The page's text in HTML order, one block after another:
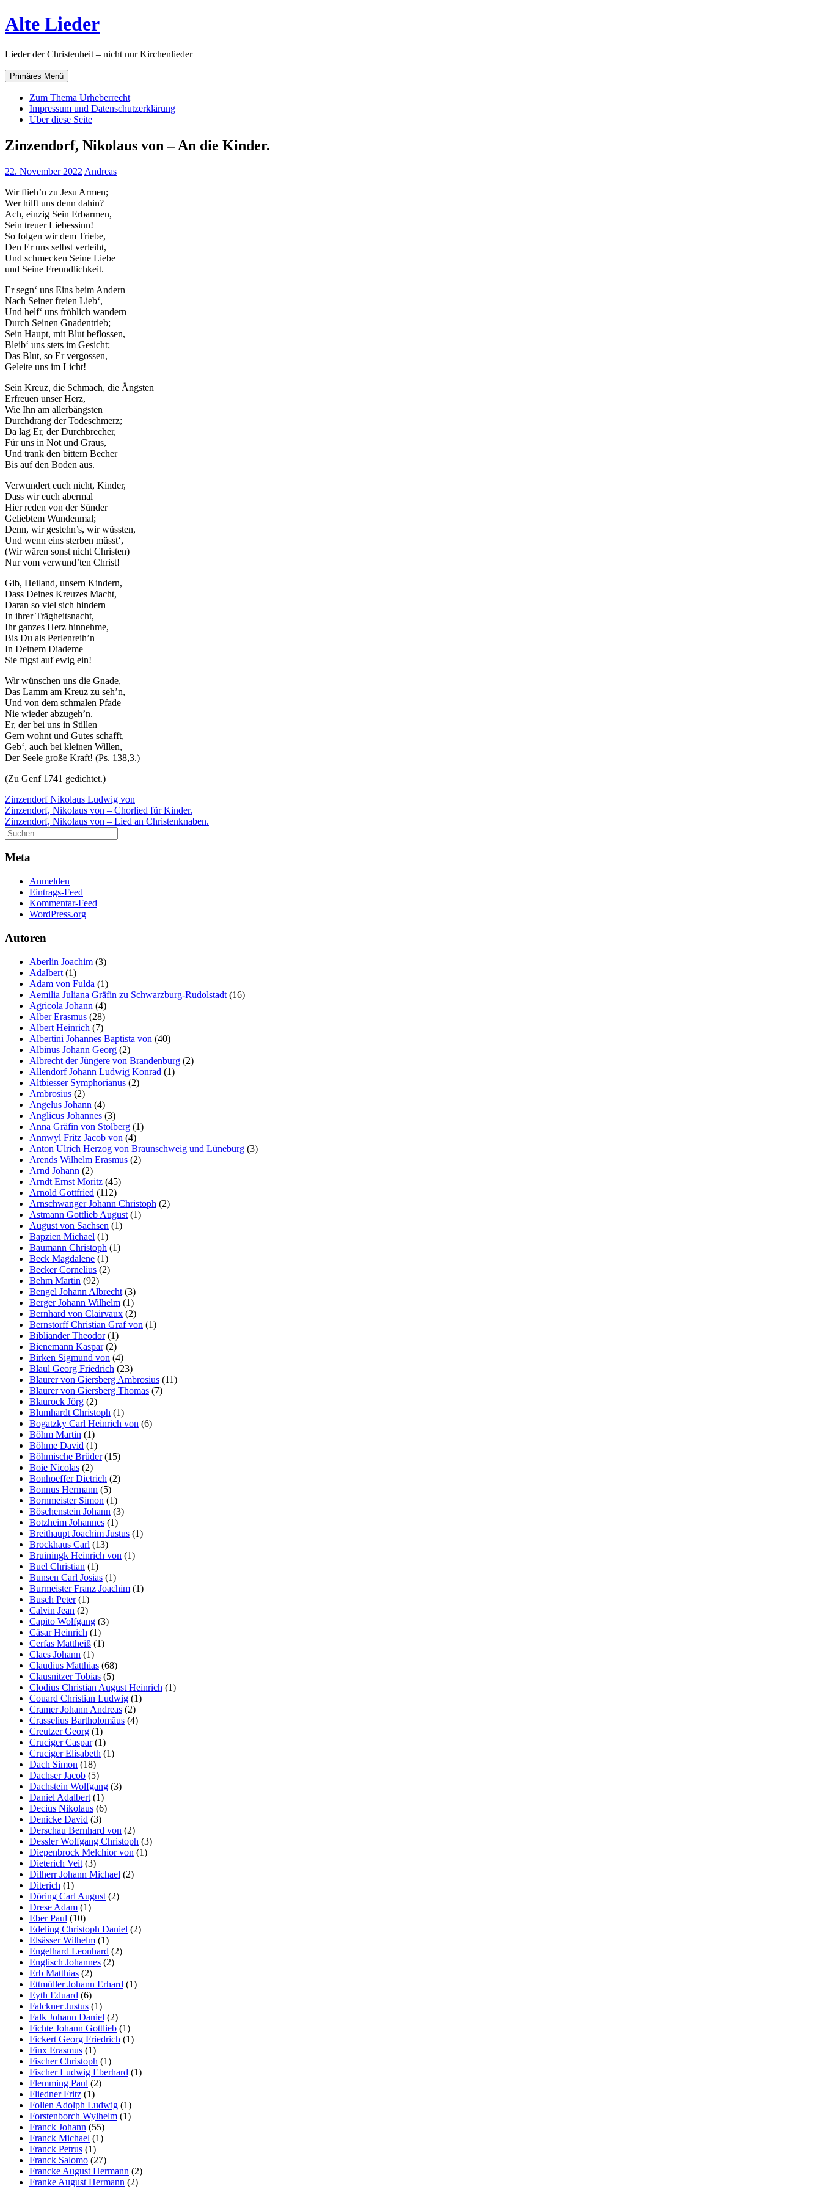
Zum
Inhalt
Alte Lieder
Lieder der Christenheit – nicht nur Kirchenlieder
Primäres Menü
Zum Thema Urheberrecht
Impressum und Datenschutzerklärung
Über diese Seite
Zinzendorf, Nikolaus von – An die Kinder.
22. November 2022 Andreas
Wir flieh’n zu Jesu Armen;
Wer hilft uns denn dahin?
Ach, einzig Sein Erbarmen,
Sein treuer Liebessinn!
So folgen wir dem Triebe,
Den Er uns selbst verleiht,
Und schmecken Seine Liebe
und Seine Freundlichkeit.
Er segn‘ uns Eins beim Andern
Nach Seiner freien Lieb‘,
Und helf‘ uns fröhlich wandern
Durch Seinen Gnadentrieb;
Sein Haupt, mit Blut beflossen,
Bleib‘ uns stets im Gesicht;
Das Blut, so Er vergossen,
Geleite uns im Licht!
Sein Kreuz, die Schmach, die Ängsten
Erfreuen unser Herz,
Wie Ihn am allerbängsten
Durchdrang der Todeschmerz;
Da lag Er, der Durchbrecher,
Für uns in Not und Graus,
Und trank den bittern Becher
Bis auf den Boden aus.
Verwundert euch nicht, Kinder,
Dass wir euch abermal
Hier reden von der Sünder
Geliebtem Wundenmal;
Denn, wir gestehn’s, wir wüssten,
Und wenn eins sterben müsst‘,
(Wir wären sonst nicht Christen)
Nur vom verwund’ten Christ!
Gib, Heiland, unsern Kindern,
Dass Deines Kreuzes Macht,
Daran so viel sich hindern
In ihrer Trägheitsnacht,
Ihr ganzes Herz hinnehme,
Bis Du als Perlenreih’n
In Deinem Diademe
Sie fügst auf ewig ein!
Wir wünschen uns die Gnade,
Das Lamm am Kreuz zu seh’n,
Und von dem schmalen Pfade
Nie wieder abzugeh’n.
Er, der bei uns in Stillen
Gern wohnt und Gutes schafft,
Geb‘, auch bei kleinen Willen,
Der Seele große Kraft! (Ps. 138,3.)
(Zu Genf 1741 gedichtet.)
Zinzendorf Nikolaus Ludwig von
Beitragsnavigation
Zinzendorf, Nikolaus von – Chorlied für Kinder.
Zinzendorf, Nikolaus von – Lied an Christenknaben.
Meta
Anmelden
Eintrags-Feed
Kommentar-Feed
WordPress.org
Autoren
Aberlin Joachim (3)
Adalbert (1)
Adam von Fulda (1)
Aemilia Juliana Gräfin zu Schwarzburg-Rudolstadt (16)
Agricola Johann (4)
Alber Erasmus (28)
Albert Heinrich (7)
Albertini Johannes Baptista von (40)
Albinus Johann Georg (2)
Albrecht der Jüngere von Brandenburg (2)
Allendorf Johann Ludwig Konrad (1)
Altbiesser Symphorianus (2)
Ambrosius (2)
Angelus Johann (4)
Anglicus Johannes (3)
Anna Gräfin von Stolberg (1)
Annwyl Fritz Jacob von (4)
Anton Ulrich Herzog von Braunschweig und Lüneburg (3)
Arends Wilhelm Erasmus (2)
Arnd Johann (2)
Arndt Ernst Moritz (45)
Arnold Gottfried (112)
Arnschwanger Johann Christoph (2)
Astmann Gottlieb August (1)
August von Sachsen (1)
Bapzien Michael (1)
Baumann Christoph (1)
Beck Magdalene (1)
Becker Cornelius (2)
Behm Martin (92)
Bengel Johann Albrecht (3)
Berger Johann Wilhelm (1)
Bernhard von Clairvaux (2)
Bernstorff Christian Graf von (1)
Bibliander Theodor(1)
Bienemann Kaspar(2)
Birken Sigmund von (4)
Blaul Georg Friedrich (23)
Blaurer von Giersberg Ambrosius (11)
Blaurer von Giersberg Thomas (7)
Blaurock Jörg (2)
Blumhardt Christoph (1)
Bogatzky Carl Heinrich von (6)
Böhm Martin (1)
Böhme David (1)
Böhmische Brüder(15)
Boie Nicolas (2)
Bonhoeffer Dietrich (2)
Bonnus Hermann (5)
Bornmeister Simon (1)
Böschenstein Johann (3)
Botzheim Johannes (1)
Breithaupt Joachim Justus (1)
Brockhaus Carl (13)
Bruiningk Heinrich von (1)
Buel Christian (1)
Bunsen Carl Josias (1)
Burmeister Franz Joachim (1)
Busch Peter(1)
Calvin Jean (2)
Capito Wolfgang (3)
Cäsar Heinrich (1)
Cerfas Mattheiß (1)
Claes Johann (1)
Claudius Matthias (68)
Clausnitzer Tobias (5)
Clodius Christian August Heinrich (1)
Couard Christian Ludwig (1)
Cramer Johann Andreas (2)
Crasselius Bartholomäus (4)
Creutzer Georg (1)
Cruciger Caspar(1)
Cruciger Elisabeth (1)
Dach Simon (18)
Dachser Jacob (5)
Dachstein Wolfgang (3)
Daniel Adalbert (1)
Decius Nikolaus (6)
Denicke David (3)
Derschau Bernhard von (2)
Dessler Wolfgang Christoph (3)
Diepenbrock Melchior von (1)
Dieterich Veit (3)
Dilherr Johann Michael (2)
Diterich (1)
Döring Carl August (2)
Drese Adam (1)
Eber Paul (10)
Edeling Christoph Daniel (2)
Elsässer Wilhelm (1)
Engelhard Leonhard (2)
Englisch Johannes (2)
Erb Matthias (2)
Ettmüller Johann Erhard (1)
Eyth Eduard (6)
Falckner Justus (1)
Falk Johann Daniel (2)
Fichte Johann Gottlieb (1)
Fickert Georg Friedrich (1)
Finx Erasmus (1)
Fischer Christoph (1)
Fischer Ludwig Eberhard (1)
Flemming Paul (2)
Fliedner Fritz (1)
Follen Adolph Ludwig (1)
Forstenborch Wylhelm (1)
Franck Johann (55)
Franck Michael (1)
Franck Petrus (1)
Franck Salomo (27)
Francke August Hermann (2)
Franke August Hermann (2)